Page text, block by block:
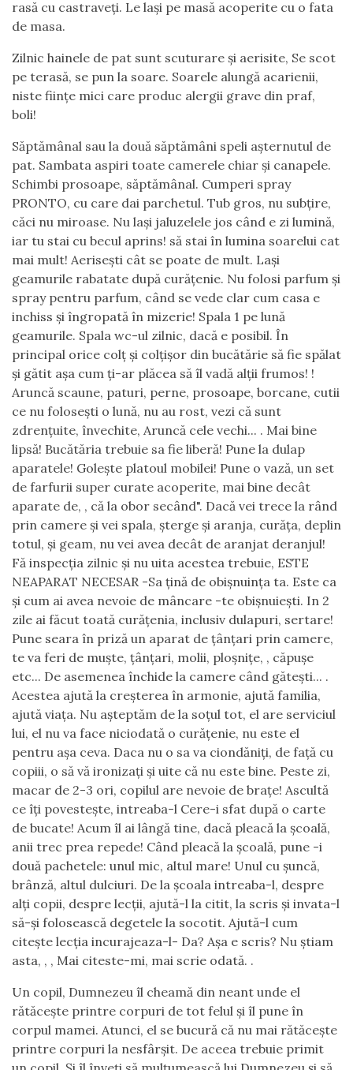
rasă cu castraveți. Le lași pe masă acoperite cu o fata
de masa.
Zilnic hainele de pat sunt scuturare și aerisite, Se scot
pe terasă, se pun la soare. Soarele alungă acarienii,
niste ființe mici care produc alergii grave din praf,
boli!
Săptămânal sau la două săptămâni speli așternutul de
pat. Sambata aspiri toate camerele chiar și canapele.
Schimbi prosoape, săptămânal. Cumperi spray
PRONTO, cu care dai parchetul. Tub gros, nu subțire,
căci nu miroase. Nu lași jaluzelele jos când e zi lumină,
iar tu stai cu becul aprins! să stai în lumina soarelui cat
mai mult! Aerisești cât se poate de mult. Lași
geamurile rabatate după curățenie. Nu folosi parfum și
spray pentru parfum, când se vede clar cum casa e
inchiss și îngropată în mizerie! Spala 1 pe lună
geamurile. Spala wc-ul zilnic, dacă e posibil. În
principal orice colț și colțișor din bucătărie să fie spălat
și gătit așa cum ți-ar plăcea să îl vadă alții frumos! !
Aruncă scaune, paturi, perne, prosoape, borcane, cutii
ce nu folosești o lună, nu au rost, vezi că sunt
zdrențuite, învechite, Aruncă cele vechi... . Mai bine
lipsă! Bucătăria trebuie sa fie liberă! Pune la dulap
aparatele! Golește platoul mobilei! Pune o vază, un set
de farfurii super curate acoperite, mai bine decât
aparate de, , că la obor secând". Dacă vei trece la rând
prin camere și vei spala, șterge și aranja, curăța, deplin
totul, și geam, nu vei avea decât de aranjat deranjul!
Fă inspecția zilnic și nu uita acestea trebuie, ESTE
NEAPARAT NECESAR -Sa țină de obișnuința ta. Este ca
și cum ai avea nevoie de mâncare -te obișnuiești. In 2
zile ai făcut toată curățenia, inclusiv dulapuri, sertare!
Pune seara în priză un aparat de țânțari prin camere,
te va feri de muște, țânțari, molii, ploșnițe, , căpușe
etc... De asemenea închide la camere când gătești... .
Acestea ajută la creșterea în armonie, ajută familia,
ajută viața. Nu așteptăm de la soțul tot, el are serviciul
lui, el nu va face niciodată o curățenie, nu este el
pentru așa ceva. Daca nu o sa va ciondăniți, de față cu
copiii, o să vă ironizați și uite că nu este bine. Peste zi,
macar de 2-3 ori, copilul are nevoie de brațe! Ascultă
ce îți povestește, intreaba-l Cere-i sfat după o carte
de bucate! Acum îl ai lângă tine, dacă pleacă la școală,
anii trec prea repede! Când pleacă la școală, pune -i
două pachetele: unul mic, altul mare! Unul cu șuncă,
brânză, altul dulciuri. De la școala intreaba-l, despre
alți copii, despre lecții, ajută-l la citit, la scris și invata-l
să-și folosească degetele la socotit. Ajută-l cum
citește lecția incurajeaza-l- Da? Așa e scris? Nu știam
asta, , , Mai citeste-mi, mai scrie odată. .
Un copil, Dumnezeu îl cheamă din neant unde el
rătăcește printre corpuri de tot felul și îl pune în
corpul mamei. Atunci, el se bucură că nu mai rătăcește
printre corpuri la nesfârșit. De aceea trebuie primit